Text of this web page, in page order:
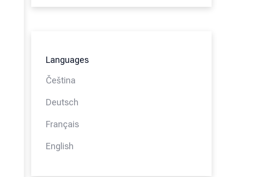
Languages
Čeština
Deutsch
Français
English